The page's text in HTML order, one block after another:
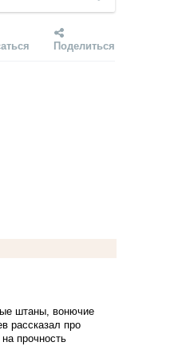
Поделиться
штаны, вонючие
рассказал про
прочность